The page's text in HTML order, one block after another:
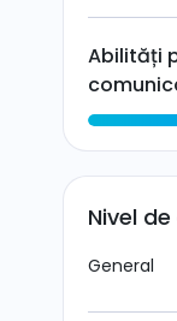
Abilități
Nivel
General